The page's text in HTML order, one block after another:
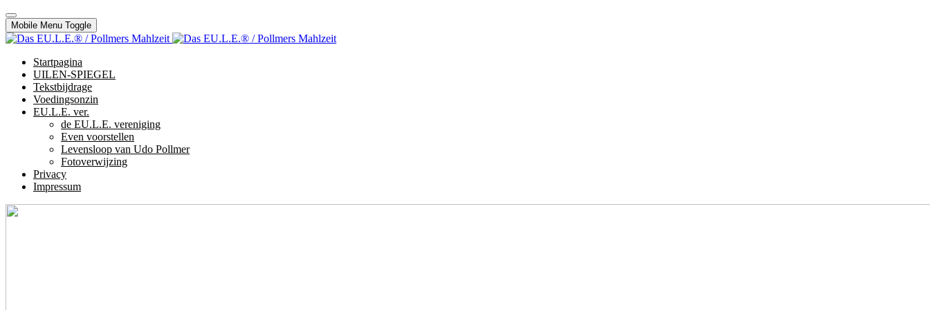
Mobile Menu Toggle
Startpagina
UILEN-SPIEGEL
Tekstbijdrage
Voedingsonzin
EU.L.E. ver.
de EU.L.E. vereniging
Even voorstellen
Levensloop van Udo Pollmer
Fotoverwijzing
Privacy
Impressum